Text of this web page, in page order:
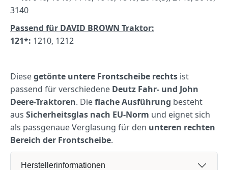
3140
Passend für DAVID BROWN Traktor:
121*: 1210, 1212
Diesegetönte untere Frontscheibe rechts ist
passend für verschiedene Deutz Fahr- und John
Deere-Traktoren. Dieflache Ausführung besteht
aus Sicherheitsglas nach EU-Norm und eignet sich
als passgenaue Verglasung für den unteren rechten
Bereich der Frontscheibe.
Herstellerinformationen